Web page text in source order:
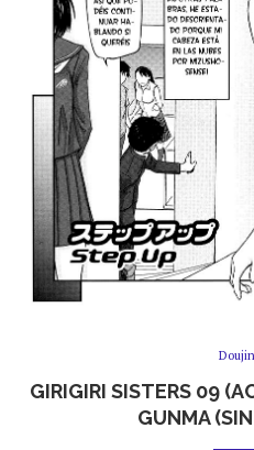
GIRIGIRI SISTERS 09
GUNMA